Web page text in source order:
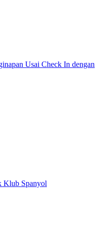
Usai Check In dengan
Klub Spanyol